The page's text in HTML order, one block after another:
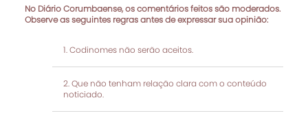
No Diário Corumbaense, os comentários feitos são moderados.
Observe as seguintes regras antes de expressar sua opinião:
Codinomes não serão aceitos.
Que não tenham relação clara com o conteúdo
noticiado.